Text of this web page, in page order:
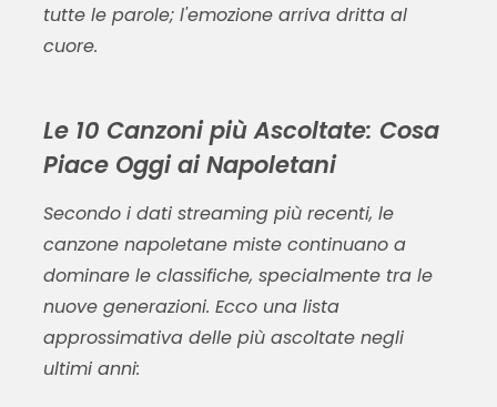
tutte le parole; l'emozione arriva dritta al
cuore.
Le 10 Canzoni più Ascoltate: Cosa
Piace Oggi ai Napoletani
Secondo i dati streaming più recenti, le
canzone napoletane mistecontinuano a
dominare le classifiche, specialmente tra le
nuove generazioni. Ecco una lista
approssimativa delle più ascoltate negli
ultimi anni: